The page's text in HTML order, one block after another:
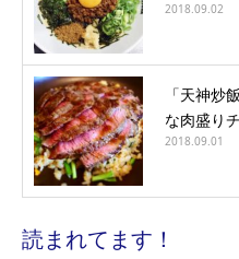
2018.09.02
「天神炒
な肉盛り
2018.09.01
読まれてます！